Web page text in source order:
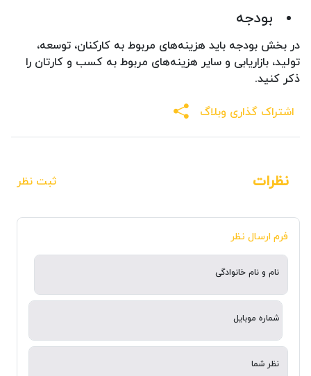
بودجه
در بخش بودجه باید هزینه‌های مربوط به کارکنان، توسعه،
تولید، بازاریابی و سایر هزینه‌های مربوط به کسب و کارتان را
ذکر کنید.
اشتراک گذاری وبلاگ
نظرات ثبت نظر
فرم ارسال نظر
نام و نام خانوادگی
شماره موبایل
نظر شما